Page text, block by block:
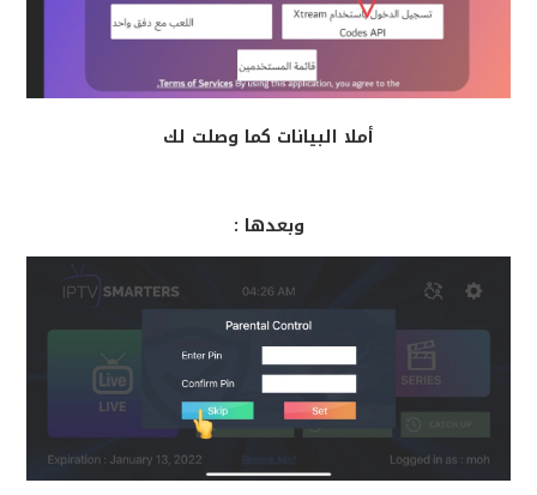
أملا البيانات كما وصلت لك
وبعدها :